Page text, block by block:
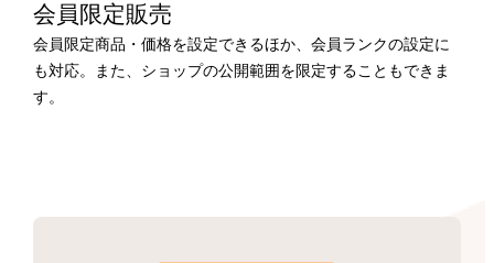
会員限定販売
会員限定商品・価格を設定できるほか、会員ランクの設定に
も対応。また、ショップの公開範囲を限定することもできま
す。